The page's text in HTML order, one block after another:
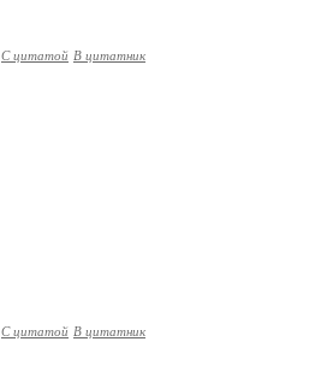
С цитатой В цитатник
С цитатой В цитатник